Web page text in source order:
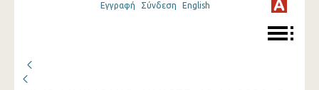
Εγγραφή Σύνδεση English